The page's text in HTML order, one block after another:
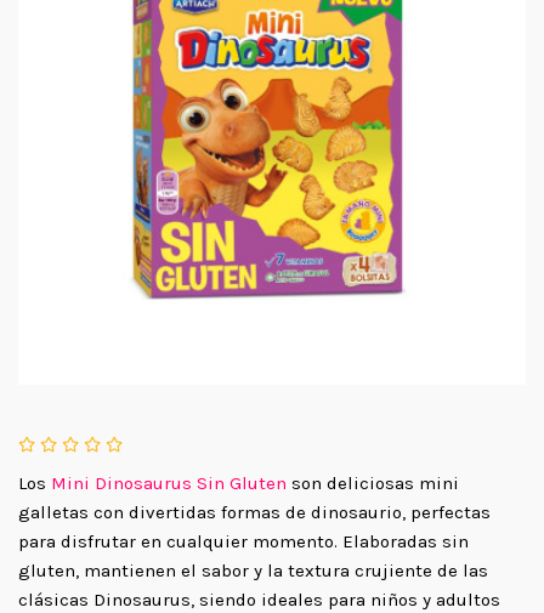
Los Mini Dinosaurus Sin Gluten son deliciosas mini
galletas con divertidas formas de dinosaurio, perfectas
para disfrutar en cualquier momento. Elaboradas sin
gluten, mantienen el sabor y la textura crujiente de las
clásicas Dinosaurus, siendo ideales para niños y adultos